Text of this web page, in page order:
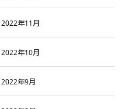
2022年11月
2022年10月
2022年9月